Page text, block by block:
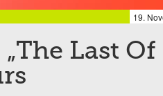
19.
Last Of